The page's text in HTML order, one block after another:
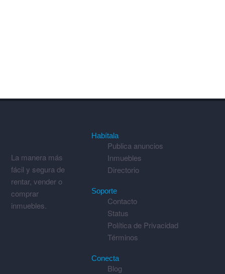
La manera más
fácil y segura de
rentar, vender o
comprar
inmuebles.
Habítala
Publica anuncios
Inmuebles
Directorio
Soporte
Contacto
Status
Política de Privacidad
Términos
Conecta
Blog